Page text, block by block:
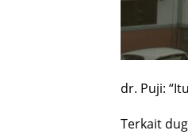
dr. Puji:
Terkait